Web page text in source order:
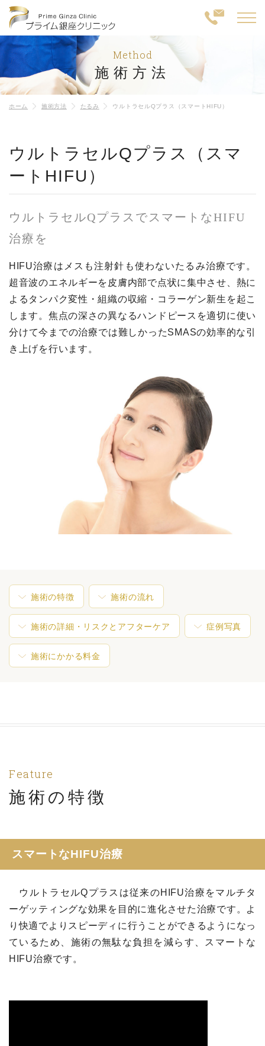
Method
施術方法
ホーム 施術方法 たるみ ウルトラセルQプラス（スマートHIFU）
ウルトラセルQプラス（スマ
ートHIFU）
ウルトラセルQプラスでスマートなHIFU
治療を
HIFU治療はメスも注射針も使わないたるみ治療です。
超音波のエネルギーを皮膚内部で点状に集中させ、熱に
よるタンパク変性・組織の収縮・コラーゲン新生を起こ
します。焦点の深さの異なるハンドピースを適切に使い
分けて今までの治療では難しかったSMASの効率的な引
き上げを行います。
施術の特徴 施術の流れ
施術の詳細・リスクとアフターケア 症例写真
施術にかかる料金
Feature
施術の特徴
スマートなHIFU治療
ウルトラセルQプラスは従来のHIFU治療をマルチタ
ーゲッティングな効果を目的に進化させた治療です。よ
り快適でよりスピーディに行うことができるようになっ
ているため、施術の無駄な負担を減らす、スマートな
HIFU治療です。